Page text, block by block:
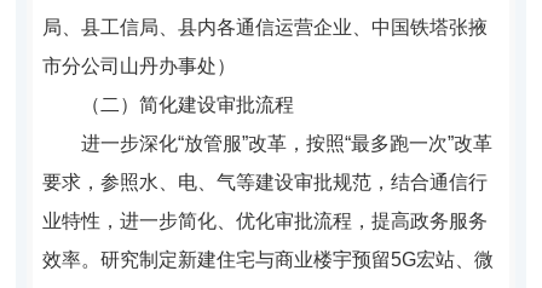
局、县工信局、县内各通信运营企业、中国铁塔张掖
市分公司山丹办事处）
（二）简化建设审批流程
进一步深化“放管服”改革，按照“最多跑一次”改革
要求，参照水、电、气等建设审批规范，结合通信行
业特性，进一步简化、优化审批流程，提高政务服务
效率。研究制定新建住宅与商业楼宇预留5G宏站、微